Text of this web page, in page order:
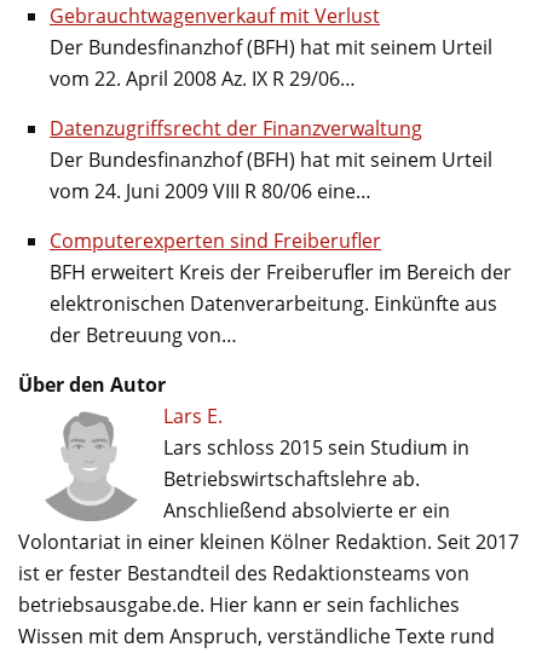
Gebrauchtwagenverkauf mit Verlust
Der Bundesfinanzhof (BFH) hat mit seinem Urteil
vom 22. April 2008 Az. IX R 29/06…
Datenzugriffsrecht der Finanzverwaltung
Der Bundesfinanzhof (BFH) hat mit seinem Urteil
vom 24. Juni 2009 VIII R 80/06 eine…
Computerexperten sind Freiberufler
BFH erweitert Kreis der Freiberufler im Bereich der
elektronischen Datenverarbeitung. Einkünfte aus
der Betreuung von…
Über den Autor
Lars E.
Lars schloss 2015 sein Studium in
Betriebswirtschaftslehre ab.
Anschließend absolvierte er ein
Volontariat in einer kleinen Kölner Redaktion. Seit 2017
ist er fester Bestandteil des Redaktionsteams von
betriebsausgabe.de. Hier kann er sein fachliches
Wissen mit dem Anspruch, verständliche Texte rund